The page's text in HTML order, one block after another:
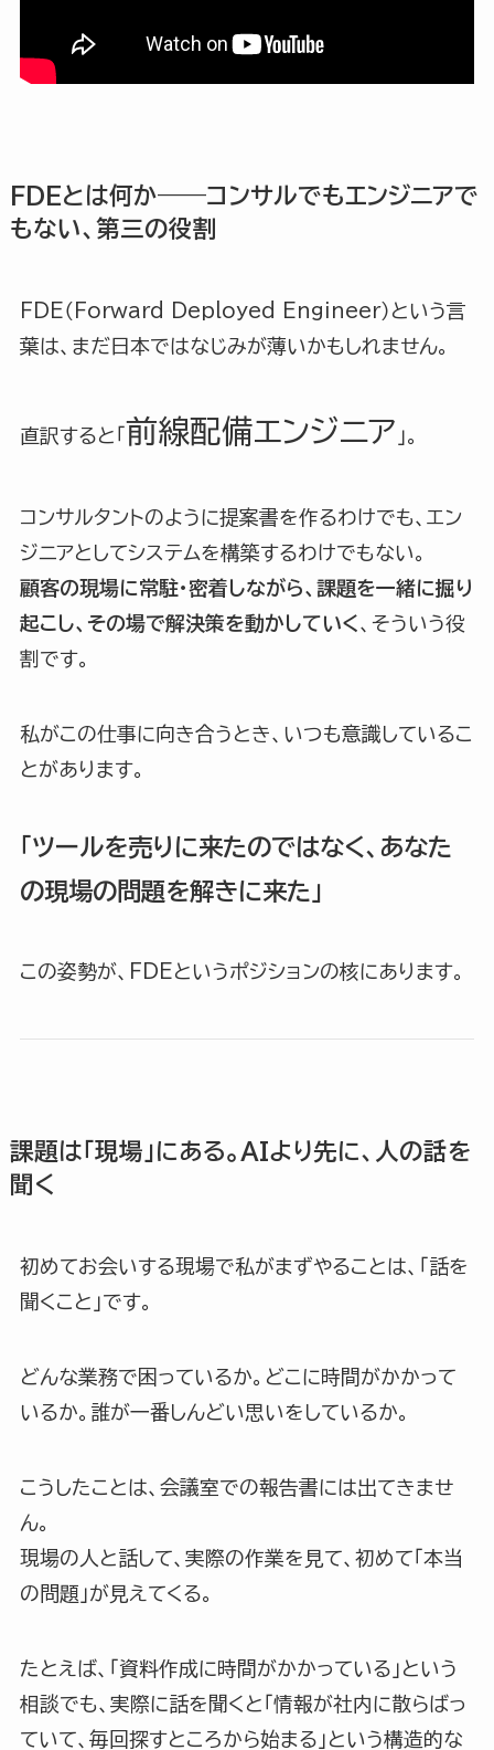
FDEとは何か——コンサルでもエンジニアで
もない、第三の役割
FDE（Forward Deployed Engineer）という言
葉は、まだ日本ではなじみが薄いかもしれません。
直訳すると「 前線配備エンジニア 」。
コンサルタントのように提案書を作るわけでも、エン
ジニアとしてシステムを構築するわけでもない。
顧客の現場に常駐・密着しながら、課題を一緒に掘り
起こし、その場で解決策を動かしていく、そういう役
割です。
私がこの仕事に向き合うとき、いつも意識しているこ
とがあります。
「ツールを売りに来たのではなく、あなた
の現場の問題を解きに来た」
この姿勢が、FDEというポジションの核にあります。
課題は「現場」にある。AIより先に、人の話を
聞く
初めてお会いする現場で私がまずやることは、「話を
聞くこと」です。
どんな業務で困っているか。どこに時間がかかって
いるか。誰が一番しんどい思いをしているか。
こうしたことは、会議室での報告書には出てきませ
ん。
現場の人と話して、実際の作業を見て、初めて「本当
の問題」が見えてくる。
たとえば、「資料作成に時間がかかっている」という
相談でも、実際に話を聞くと「情報が社内に散らばっ
ていて、毎回探すところから始まる」という構造的な